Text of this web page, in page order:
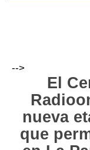
-->
El
nueva
que